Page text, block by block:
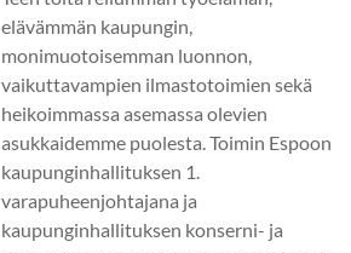
elävämmän kaupungin,
monimuotoisemman luonnon,
vaikuttavampien ilmastotoimien sekä
heikoimmassa asemassa olevien
asukkaidemme puolesta. Toimin Espoon
kaupunginhallituksen 1.
varapuheenjohtajana ja
kaupunginhallituksen konserni- ja